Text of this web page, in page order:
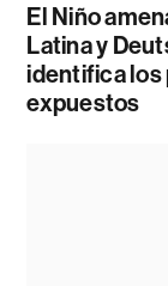
El Niño
Latina y
identifica los
expuestos